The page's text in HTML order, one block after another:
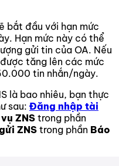
bắt đầu với hạn mức
Hạn mức này có thể
gửi tin của OA. Nếu
tăng lên các mức
tin nhắn/ngày.
là bao nhiêu, bạn thực
sau: Đăng nhập tài
ZNStrong phần
ZNS trong phần Báo